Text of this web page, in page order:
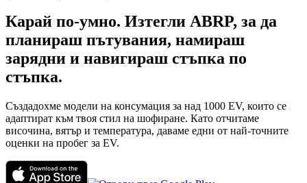
Карай по-умно. Изтегли ABRP, за да
планираш пътувания, намираш
зарядни и навигираш стъпка по
стъпка.
Създадохме модели на консумация за над 1000 EV, които се
адаптират към твоя стил на шофиране. Като отчитаме
височина, вятър и температура, даваме едни от най-точните
оценки на пробег за EV.